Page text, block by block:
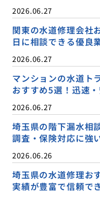
2026.06.27
関東の水道修理会社
日に相談できる優良
2026.06.27
マンションの水道ト
おすすめ5選！迅速
2026.06.27
埼玉県の階下漏水相
調査・保険対応に強
2026.06.26
埼玉県の水道修理お
実績が豊富で信頼で